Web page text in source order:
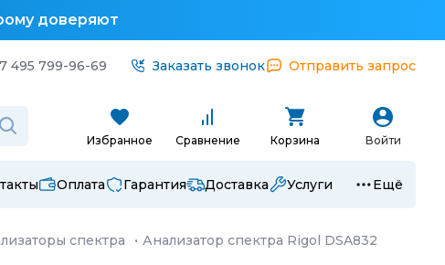
доверяют
495 799-96-69 Заказать звонок Отправить запрос
Избранное Сравнение Корзина Войти
Оплата Гарантия Доставка Услуги Ещё
спектра · Анализатор спектра Rigol DSA832